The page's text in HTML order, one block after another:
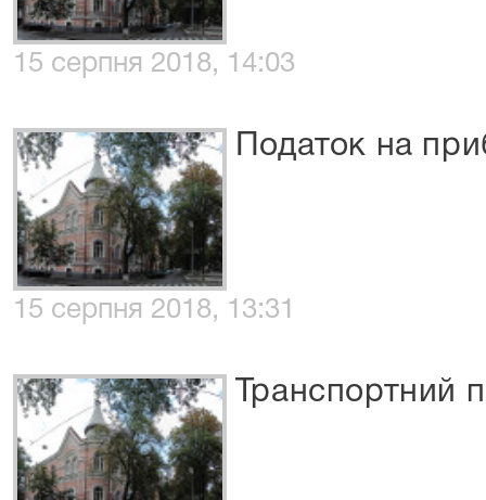
15 серпня 2018, 14:03
Податок на
15 серпня 2018, 13:31
Транспортний